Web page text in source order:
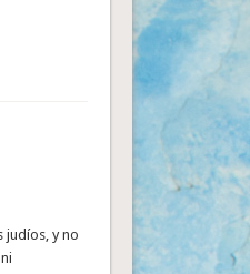
judíos, y no